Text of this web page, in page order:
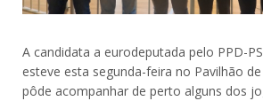
A candidata a eurodeputada pelo PPD-
esteve esta segunda-feira no Pavilhão
pôde acompanhar de perto alguns dos